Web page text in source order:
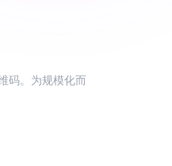
码。为规模化而